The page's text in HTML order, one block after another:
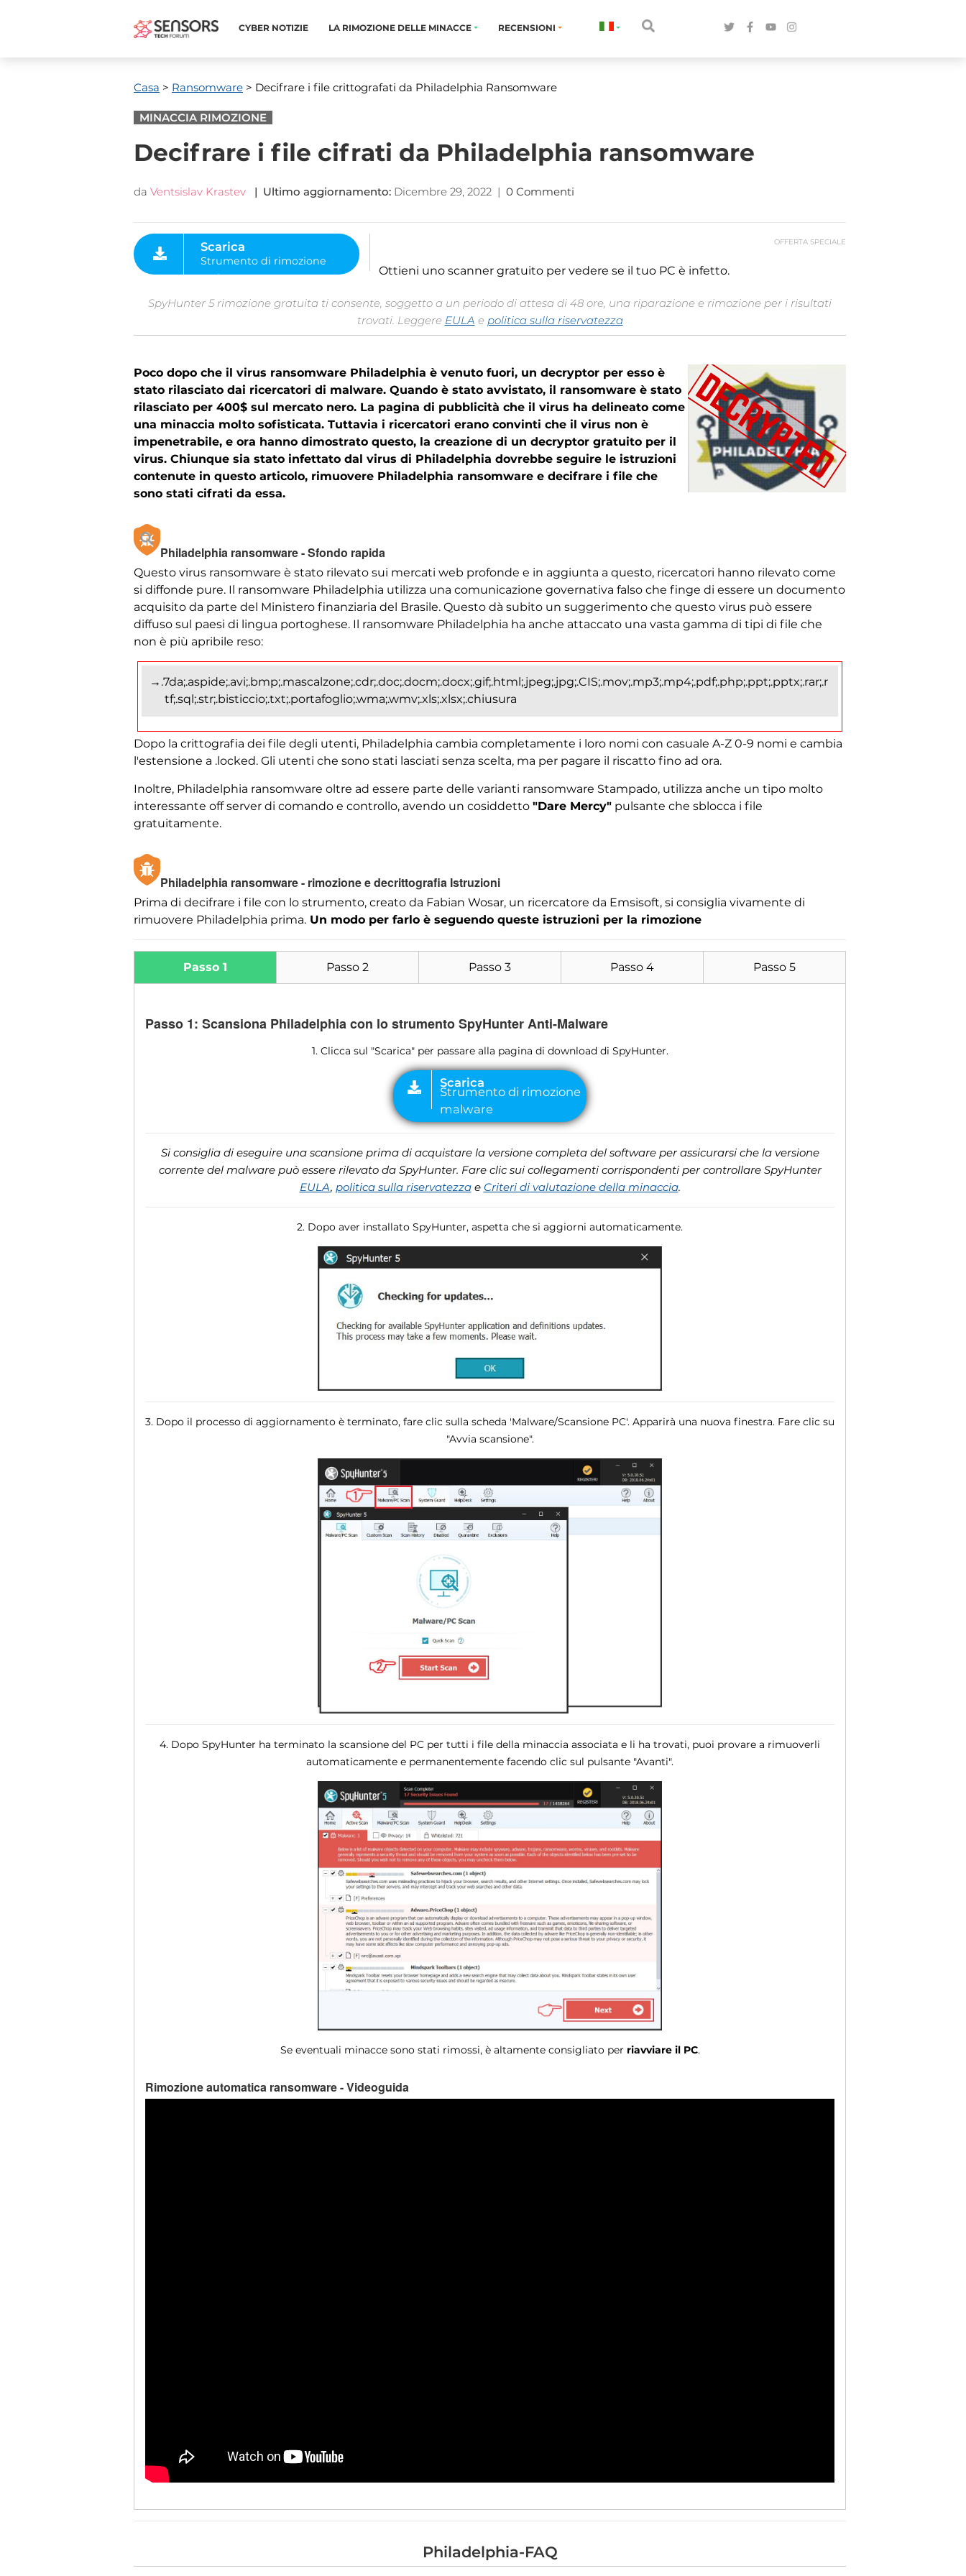
CYBER ​​NOTIZIE LA RIMOZIONE DELLE MINACCE RECENSIONI
Casa > Ransomware > Decifrare i file crittografati da Philadelphia Ransomware
MINACCIA RIMOZIONE
Decifrare i file cifrati da Philadelphia ransomware
da Ventsislav Krastev | Ultimo aggiornamento: Dicembre 29, 2022 | 0 Commenti
OFFERTA SPECIALE
Strumento di rimozione
malware
Ottieni uno scanner gratuito per vedere se il tuo PC è infetto.
SpyHunter 5 rimozione gratuita ti consente, soggetto a un periodo di attesa di 48 ore, una riparazione e rimozione per i risultati
trovati. Leggere EULA e politica sulla riservatezza
Poco dopo che il virus ransomware Philadelphia è venuto fuori, un decryptor per esso è
stato rilasciato dai ricercatori di malware. Quando è stato avvistato, il ransomware è stato
rilasciato per 400$ sul mercato nero. La pagina di pubblicità che il virus ha delineato come
una minaccia molto sofisticata. Tuttavia i ricercatori erano convinti che il virus non è
impenetrabile, e ora hanno dimostrato questo, la creazione di un decryptor gratuito per il
virus. Chiunque sia stato infettato dal virus di Philadelphia dovrebbe seguire le istruzioni
contenute in questo articolo, rimuovere Philadelphia ransomware e decifrare i file che
sono stati cifrati da essa.
Philadelphia ransomware - Sfondo rapida
Questo virus ransomware è stato rilevato sui mercati web profonde e in aggiunta a questo, ricercatori hanno rilevato come
si diffonde pure. Il ransomware Philadelphia utilizza una comunicazione governativa falso che finge di essere un documento
acquisito da parte del Ministero finanziaria del Brasile. Questo dà subito un suggerimento che questo virus può essere
diffuso sul paesi di lingua portoghese. Il ransomware Philadelphia ha anche attaccato una vasta gamma di tipi di file che
non è più apribile reso:
→.7da;.aspide;.avi;.bmp;.mascalzone;.cdr;.doc;.docm;.docx;.gif;.html;.jpeg;.jpg;.CIS;.mov;.mp3;.mp4;.pdf;.php;.ppt;.pptx;.rar;.r
tf;.sql;.str;.bisticcio;.txt;.portafoglio;.wma;.wmv;.xls;.xlsx;.chiusura
Dopo la crittografia dei file degli utenti, Philadelphia cambia completamente i loro nomi con casuale A-Z 0-9 nomi e cambia
l'estensione a .locked. Gli utenti che sono stati lasciati senza scelta, ma per pagare il riscatto fino ad ora.
Inoltre, Philadelphia ransomware oltre ad essere parte delle varianti ransomware Stampado, utilizza anche un tipo molto
interessante off server di comando e controllo, avendo un cosiddetto "Dare Mercy" pulsante che sblocca i file
gratuitamente.
Philadelphia ransomware - rimozione e decrittografia Istruzioni
Prima di decifrare i file con lo strumento, creato da Fabian Wosar, un ricercatore da Emsisoft, si consiglia vivamente di
rimuovere Philadelphia prima. Un modo per farlo è seguendo queste istruzioni per la rimozione
Passo 1 Passo 2 Passo 3 Passo 4 Passo 5
Passo 1: Scansiona Philadelphia con lo strumento SpyHunter Anti-Malware
1. Clicca sul "Scarica" per passare alla pagina di download di SpyHunter.
Scarica
Si consiglia di eseguire una scansione prima di acquistare la versione completa del software per assicurarsi che la versione
corrente del malware può essere rilevato da SpyHunter. Fare clic sui collegamenti corrispondenti per controllare SpyHunter
EULA, politica sulla riservatezzae Criteri di valutazione della minaccia.
2. Dopo aver installato SpyHunter, aspetta che si aggiorni automaticamente.
3. Dopo il processo di aggiornamento è terminato, fare clic sulla scheda 'Malware/Scansione PC'. Apparirà una nuova finestra. Fare clic su
"Avvia scansione".
4. Dopo SpyHunter ha terminato la scansione del PC per tutti i file della minaccia associata e li ha trovati, puoi provare a rimuoverli
automaticamente e permanentemente facendo clic sul pulsante "Avanti".
Se eventuali minacce sono stati rimossi, è altamente consigliato per riavviare il PC.
Rimozione automatica ransomware - Videoguida
Philadelphia-FAQ